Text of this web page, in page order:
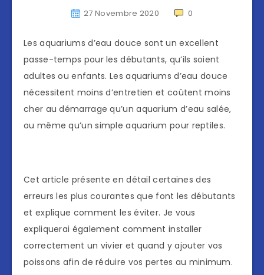
27 Novembre 2020 0
Les aquariums d’eau douce sont un excellent
passe-temps pour les débutants, qu’ils soient
adultes ou enfants. Les aquariums d’eau douce
nécessitent moins d’entretien et coûtent moins
cher au démarrage qu’un aquarium d’eau salée,
ou même qu’un simple aquarium pour reptiles.
Cet article présente en détail certaines des
erreurs les plus courantes que font les débutants
et explique comment les éviter. Je vous
expliquerai également comment installer
correctement un vivier et quand y ajouter vos
poissons afin de réduire vos pertes au minimum.